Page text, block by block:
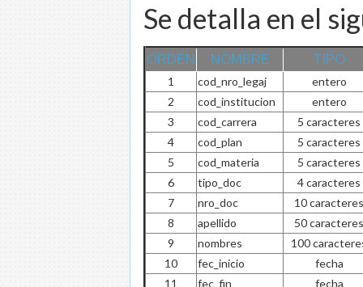
Se detalla en el
ORDEN NOMBRE TIPO
1 cod_nro_legaj
entero
2
cod_institucion
entero
3
cod_carrera
5 caracteres
4
cod_plan
5 caracteres
5
cod_materia
5 caracteres
6
tipo_doc
4 caracteres
7
nro_doc
10 caracteres
8
apellido
50 caracteres
9
nombres
100
10
fec_inicio
fecha
11
fec_fin fecha